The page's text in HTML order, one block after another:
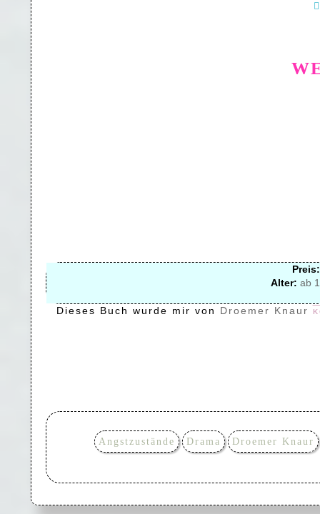
Preis:
Alter: ab
Dieses Buch wurde mir von Droemer Knaur
Angstzustände Drama Droemer Knaur